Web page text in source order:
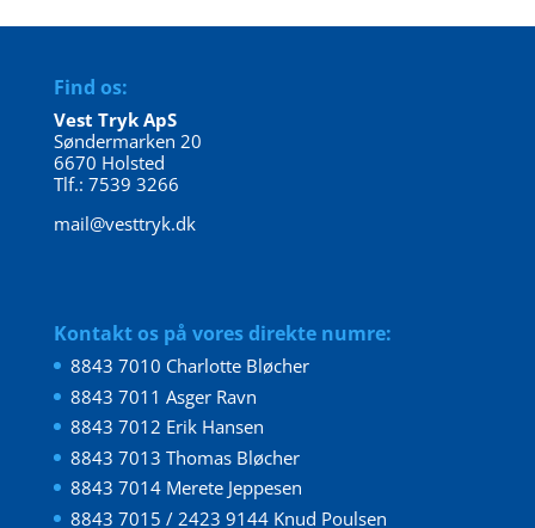
Find os:
Vest Tryk ApS
Søndermarken 20
6670 Holsted
Tlf.: 7539 3266
mail@vesttryk.dk
Kontakt os på vores direkte numre:
8843 7010 Charlotte Bløcher
8843 7011 Asger Ravn
8843 7012 Erik Hansen
8843 7013 Thomas Bløcher
8843 7014 Merete Jeppesen
8843 7015 / 2423 9144 Knud Poulsen